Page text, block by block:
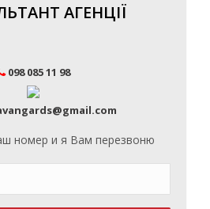
АГЕНЦІЇ
098 085 11 98
номер и я Вам перезвоню